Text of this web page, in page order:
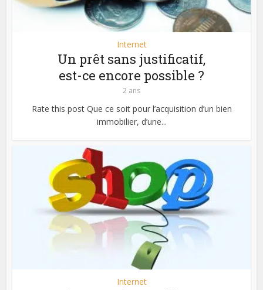
Internet
Un prêt sans justificatif,
est-ce encore possible ?
2 ans
Rate this post Que ce soit pour l’acquisition d’un bien
immobilier, d’une...
Internet